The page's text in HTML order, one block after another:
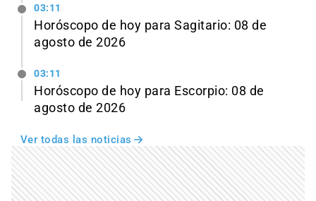
03:11
Horóscopo de hoy para Sagitario: 08 de
agosto de 2026
03:11
Horóscopo de hoy para Escorpio: 08 de
agosto de 2026
Ver todas las noticias